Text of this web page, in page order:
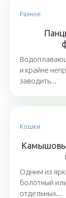
Разное
и крайне
заводить...
Кошки
Одним из
болотный
отдельных...